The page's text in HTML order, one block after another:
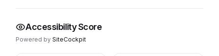
Accessibility Score
Powered by SiteCockpit